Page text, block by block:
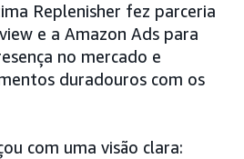
Replenisher fez parceria
e a Amazon Ads para
no mercado e
duradouros com os
com uma visão clara: